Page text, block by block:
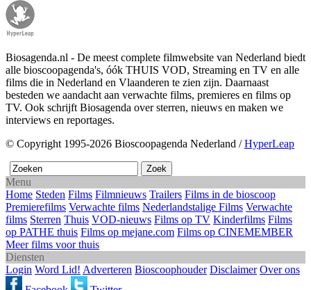
Biosagenda.nl - De meest complete filmwebsite van Nederland biedt
alle bioscoopagenda's, óók THUIS VOD, Streaming en TV en alle
films die in Nederland en Vlaanderen te zien zijn. Daarnaast
besteden we aandacht aan verwachte films, premieres en films op
TV. Ook schrijft Biosagenda over sterren, nieuws en maken we
interviews en reportages.
© Copyright 1995-2026 Bioscoopagenda Nederland /HyperLeap
Menu
Home Steden Films Filmnieuws Trailers Films in de bioscoop
Premierefilms Verwachte films Nederlandstalige Films Verwachte
films Sterren Thuis VOD-nieuws Films op TV Kinderfilms Films
op PATHE thuis Films op mejane.com Films op CINEMEMBER
Meer films voor thuis
Diensten
Login Word Lid! Adverteren Bioscoophouder Disclaimer Over ons